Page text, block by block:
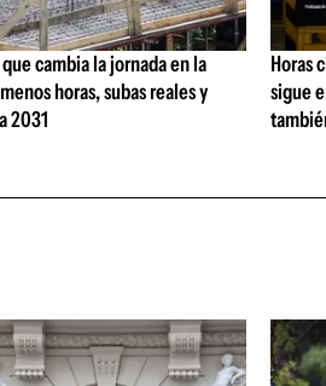
cambia la jornada en la
horas, subas reales y
2031
Horas
sigue